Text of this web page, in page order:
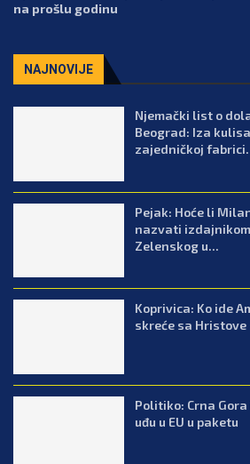
na prošlu godinu
NAJNOVIJE
Njemački list o
Beograd: Iza
zajedničkoj
Pejak: Hoće li
nazvati
Zelenskog u...
Koprivica: Ko ide
skreće sa Hristove
Politiko: Crna
uđu u EU u paketu